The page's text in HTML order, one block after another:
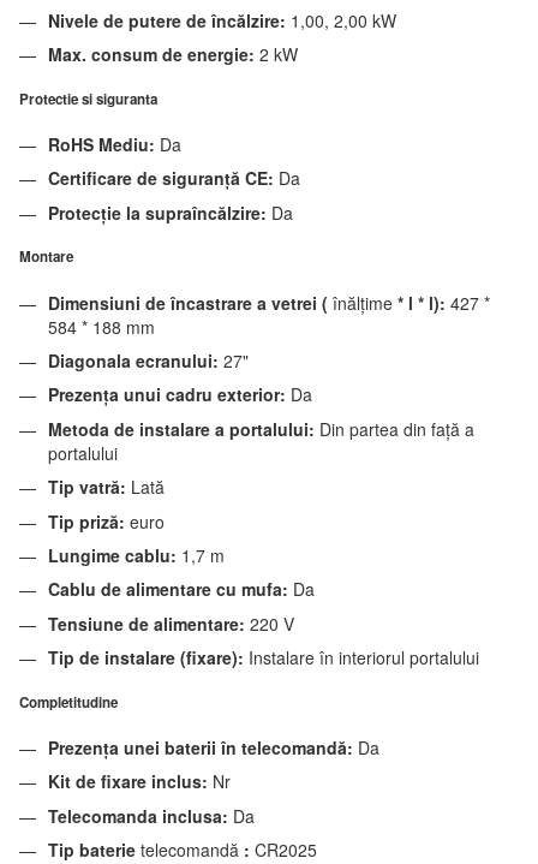
Nivele de putere de încălzire: 1,00, 2,00 kW
Max. consum de energie: 2 kW
Protectie si siguranta
RoHS Mediu: Da
Certificare de siguranță CE: Da
Protecție la supraîncălzire: Da
Montare
Dimensiuni de încastrare a vetrei ( înălțime * l * l): 427 *
584 * 188 mm
Diagonala ecranului: 27"
Prezența unui cadru exterior: Da
Metoda de instalare a portalului: Din partea din față a
portalului
Tip vatră: Lată
Tip priză: euro
Lungime cablu: 1,7 m
Cablu de alimentare cu mufa: Da
Tensiune de alimentare: 220 V
Tip de instalare (fixare): Instalare în interiorul portalului
Completitudine
Prezența unei baterii în telecomandă: Da
Kit de fixare inclus: Nr
Telecomanda inclusa: Da
Tip baterie telecomandă : CR2025